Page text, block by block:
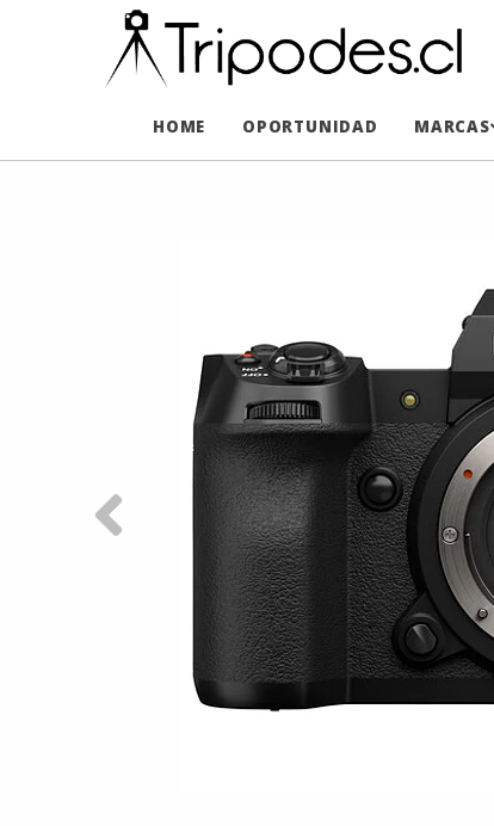
HOME OPORTUNIDAD MARCAS